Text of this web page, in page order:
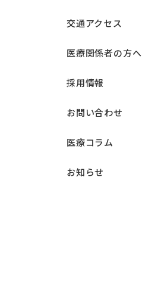
交通アクセス
医療関係者の方へ
採用情報
お問い合わせ
医療コラム
お知らせ